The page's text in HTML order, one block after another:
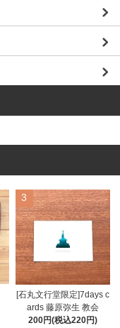
3
[石丸文行堂限定]7days c
ards 藤原弥生 教会
200円(税込220円)